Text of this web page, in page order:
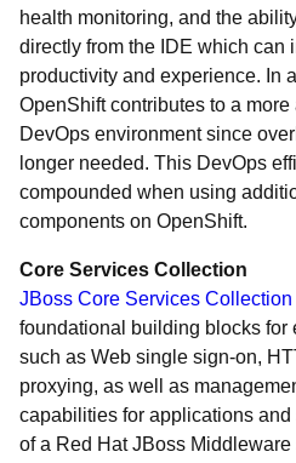
health monitoring, and the
directly from the IDE which can
productivity and experience. In
OpenShift contributes to a
DevOps environment since
longer needed. This DevOps
compounded when using
components on OpenShift.
Core Services Collection
JBoss Core Services Collection
foundational building blocks for
such as Web single sign-on,
proxying, as well as
capabilities for applications
of a Red Hat JBoss